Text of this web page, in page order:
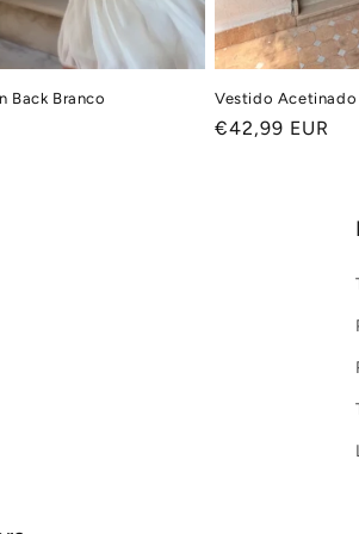
Back Branco Vestido
Preço
€42,99 EUR